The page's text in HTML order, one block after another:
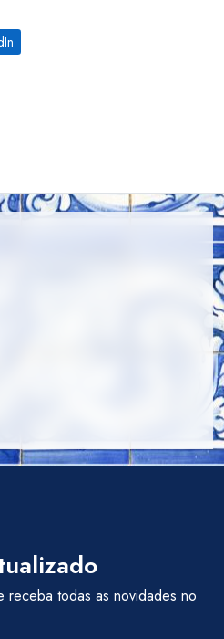
receba todas as novidades no